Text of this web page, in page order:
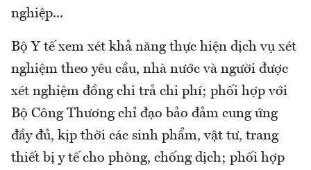
nghiệp...
Bộ Y tế xem xét khả năng thực hiện dịch vụ xét
nghiệm theo yêu cầu, nhà nước và người được
xét nghiệm đồng chi trả chi phí; phối hợp với
Bộ Công Thương chỉ đạo bảo đảm cung ứng
đầy đủ, kịp thời các sinh phẩm, vật tư, trang
thiết bị y tế cho phòng, chống dịch; phối hợp